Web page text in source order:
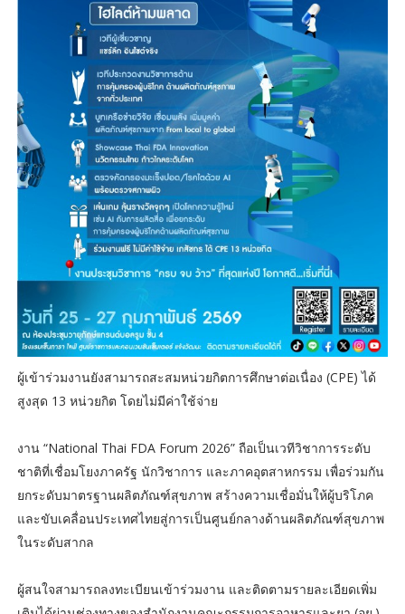
ผู้เข้าร่วมงานยังสามารถสะสมหน่วยกิตการศึกษาต่อเนื่อง (CPE) ได้
สูงสุด 13 หน่วยกิต โดยไม่มีค่าใช้จ่าย
งาน “National Thai FDA Forum 2026” ถือเป็นเวทีวิชาการระดับ
ชาติที่เชื่อมโยงภาครัฐ นักวิชาการ และภาคอุตสาหกรรม เพื่อร่วมกัน
ยกระดับมาตรฐานผลิตภัณฑ์สุขภาพ สร้างความเชื่อมั่นให้ผู้บริโภค
และขับเคลื่อนประเทศไทยสู่การเป็นศูนย์กลางด้านผลิตภัณฑ์สุขภาพ
ในระดับสากล
ผู้สนใจสามารถลงทะเบียนเข้าร่วมงาน และติดตามรายละเอียดเพิ่ม